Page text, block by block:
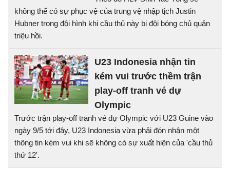
không thể có sự phục vệ của trung vệ nhập tịch Justin
Hubner trong đội hình khi cầu thủ này bị đội bóng chủ quản
triệu hồi.
U23 Indonesia nhận tin
kém vui trước thềm trận
play-off tranh vé dự
Olympic
Trước trận play-off tranh vé dự Olympic với U23 Guine vào
ngày 9/5 tới đây, U23 Indonesia vừa phải đón nhận một
thông tin kém vui khi sẽ không có sự xuất hiện của 'cầu thủ
thứ 12'.